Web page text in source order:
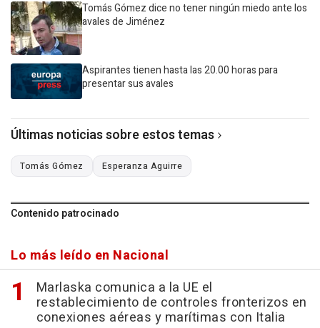
Tomás Gómez dice no tener ningún miedo ante los
avales de Jiménez
Aspirantes tienen hasta las 20.00 horas para
presentar sus avales
Últimas noticias sobre estos temas
Tomás Gómez Esperanza Aguirre
Contenido patrocinado
Lo más leído en Nacional
Marlaska comunica a la UE el
restablecimiento de controles fronterizos en
conexiones aéreas y marítimas con Italia